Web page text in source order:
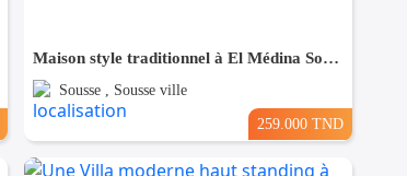
Maison style traditionnel à El Médina Sousse
Sousse , Sousse ville
259.000 TND